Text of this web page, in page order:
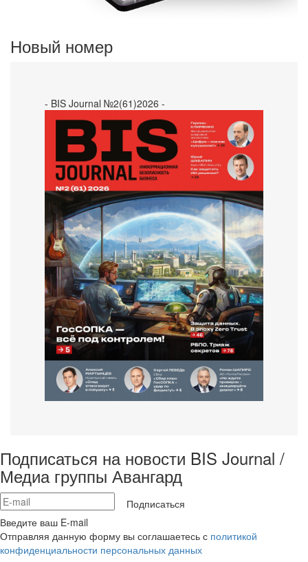
Новый номер
- BIS Journal №2(61)2026 -
Подписаться на новости BIS Journal /
Медиа группы Авангард
Подписаться
Введите ваш E-mail
Отправляя данную форму вы соглашаетесь с политикой
конфиденциальности персональных данных